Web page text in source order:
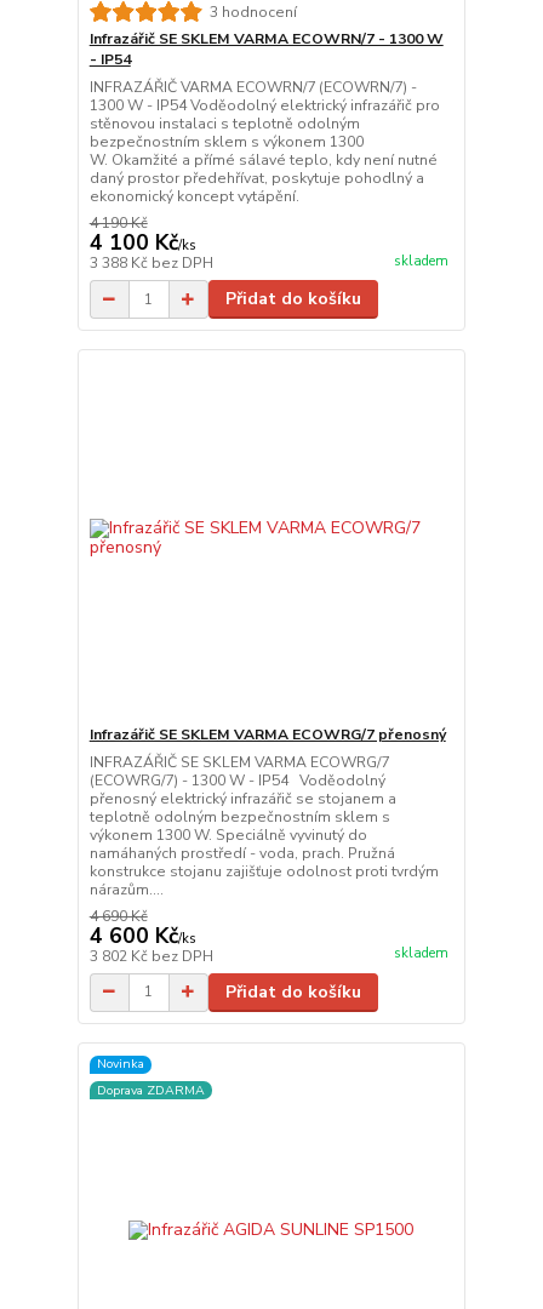
3 hodnocení
Infrazářič SE SKLEM VARMA ECOWRN/7 - 1300 W
- IP54
INFRAZÁŘIČ VARMA ECOWRN/7 (ECOWRN/7) -
1300 W - IP54 Voděodolný elektrický infrazářič pro
stěnovou instalaci s teplotně odolným
bezpečnostním sklem s výkonem 1300
W. Okamžité a přímé sálavé teplo, kdy není nutné
daný prostor předehřívat, poskytuje pohodlný a
ekonomický koncept vytápění.
4 190 Kč
4 100 Kč/ks
3 388 Kč bez DPH skladem
Přidat do košíku
Infrazářič SE SKLEM VARMA ECOWRG/7 přenosný
INFRAZÁŘIČ SE SKLEM VARMA ECOWRG/7
(ECOWRG/7) - 1300 W - IP54 Voděodolný
přenosný elektrický infrazářič se stojanem a
teplotně odolným bezpečnostním sklem s
výkonem 1300 W. Speciálně vyvinutý do
namáhaných prostředí - voda, prach. Pružná
konstrukce stojanu zajišťuje odolnost proti tvrdým
nárazům....
4 690 Kč
4 600 Kč/ks
3 802 Kč bez DPH skladem
Přidat do košíku
Novinka
Doprava ZDARMA